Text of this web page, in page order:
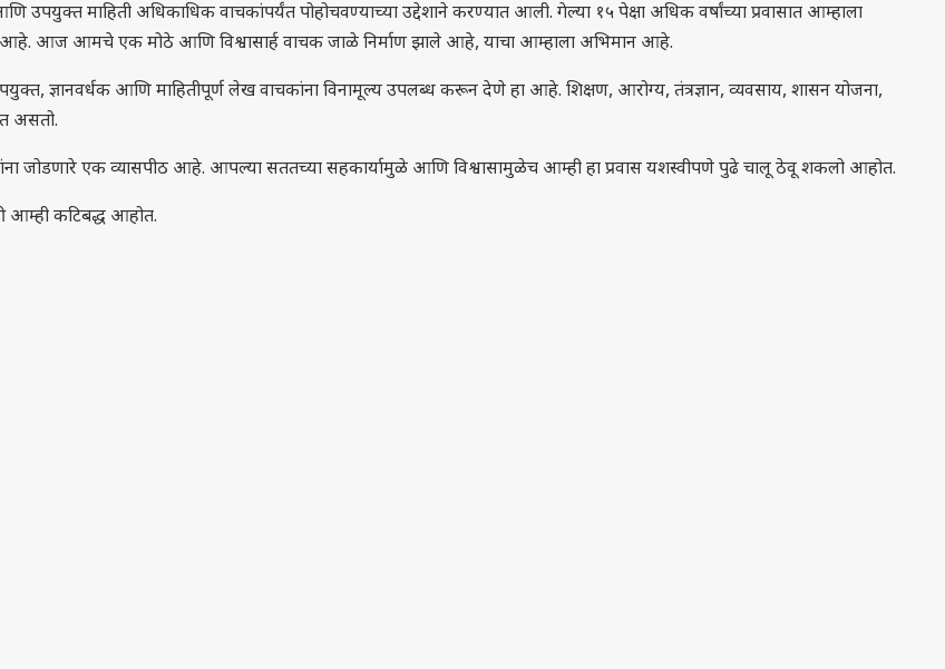
माहिती अधिकाधिक वाचकांपर्यंत पोहोचवण्याच्या उद्देशाने करण्यात आली. गेल्या १५ पेक्षा अधिक वर्षांच्या प्रवासात आम्हाला
आहे. आज आमचे एक मोठे आणि विश्वासार्ह वाचक जाळे निर्माण झाले आहे, याचा आम्हाला अभिमान आहे.
ज्ञानवर्धक आणि माहितीपूर्ण लेख वाचकांना विनामूल्य उपलब्ध करून देणे हा आहे. शिक्षण, आरोग्य, तंत्रज्ञान, व्यवसाय, शासन योजना,
असतो.
जोडणारे एक व्यासपीठ आहे. आपल्या सततच्या सहकार्यामुळे आणि विश्वासामुळेच आम्ही हा प्रवास यशस्वीपणे पुढे चालू ठेवू शकलो आहोत.
आम्ही कटिबद्ध आहोत.